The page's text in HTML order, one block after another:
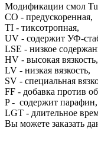
Модификации смол
CO - предускоренная,
TI - тиксотропная,
UV - содержит УФ-
LSE - низкое
HV - высокая вязкость,
LV - низкая вязкость,
SV - специальная
FF - добавка против
P - содержит парафин,
LGT - длительное
Вы можете заказать